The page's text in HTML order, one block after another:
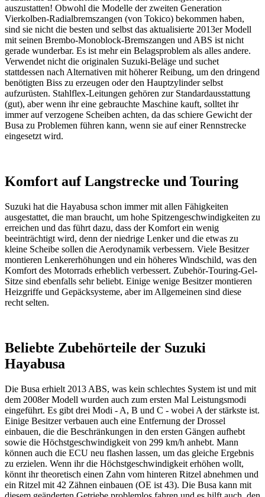
auszustatten! Obwohl die Modelle der zweiten Generation
Vierkolben-Radialbremszangen (von Tokico) bekommen haben,
sind sie nicht die besten und selbst das aktualisierte 2013er Modell
mit seinen Brembo-Monoblock-Bremszangen und ABS ist nicht
gerade wunderbar. Es ist mehr ein Belagsproblem als alles andere.
Verwendet nicht die originalen Suzuki-Beläge und suchet
stattdessen nach Alternativen mit höherer Reibung, um den dringend
benötigten Biss zu erzeugen oder den Hauptzylinder selbst
aufzurüsten. Stahlflex-Leitungen gehören zur Standardausstattung
(gut), aber wenn ihr eine gebrauchte Maschine kauft, solltet ihr
immer auf verzogene Scheiben achten, da das schiere Gewicht der
Busa zu Problemen führen kann, wenn sie auf einer Rennstrecke
eingesetzt wird.
Komfort auf Langstrecke und Touring
Suzuki hat die Hayabusa schon immer mit allen Fähigkeiten
ausgestattet, die man braucht, um hohe Spitzengeschwindigkeiten zu
erreichen und das führt dazu, dass der Komfort ein wenig
beeinträchtigt wird, denn der niedrige Lenker und die etwas zu
kleine Scheibe sollen die Aerodynamik verbessern. Viele Besitzer
montieren Lenkererhöhungen und ein höheres Windschild, was den
Komfort des Motorrads erheblich verbessert. Zubehör-Touring-Gel-
Sitze sind ebenfalls sehr beliebt. Einige wenige Besitzer montieren
Heizgriffe und Gepäcksysteme, aber im Allgemeinen sind diese
recht selten.
Beliebte Zubehörteile der Suzuki
Hayabusa
Die Busa erhielt 2013 ABS, was kein schlechtes System ist und mit
dem 2008er Modell wurden auch zum ersten Mal Leistungsmodi
eingeführt. Es gibt drei Modi - A, B und C - wobei A der stärkste ist.
Einige Besitzer verbauen auch eine Entfernung der Drossel
einbauen, die die Beschränkungen in den ersten Gängen aufhebt
sowie die Höchstgeschwindigkeit von 299 km/h anhebt. Mann
können auch die ECU neu flashen lassen, um das gleiche Ergebnis
zu erzielen. Wenn ihr die Höchstgeschwindigkeit erhöhen wollt,
könnt ihr theoretisch einen Zahn vom hinteren Ritzel abnehmen und
ein Ritzel mit 42 Zähnen einbauen (OE ist 43). Die Busa kann mit